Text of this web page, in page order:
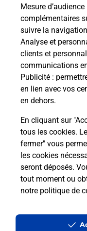
Mesure d’audience
complémentaires
suivre la
Analyse et
clients et
communications
Publicité :
en lien avec vos
en dehors.
En cliquant sur
tous les cookies.
fermer" vous
les cookies
seront déposés.
tout moment ou
notre politique de
Recherchez
Questions
Quel réseau
Est-ce que je
numéro de
Est-ce que je
avec La Poste
à l’étranger